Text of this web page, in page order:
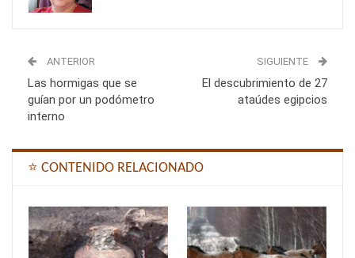
ANTERIOR
Las hormigas que se
guían por un podómetro
interno
SIGUIENTE
El descubrimiento de 27
ataúdes egipcios
⭐ CONTENIDO RELACIONADO